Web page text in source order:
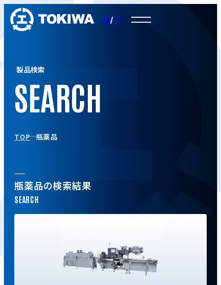
JA/EN
製品検索
TOP 瓶薬品
瓶薬品の検索結果